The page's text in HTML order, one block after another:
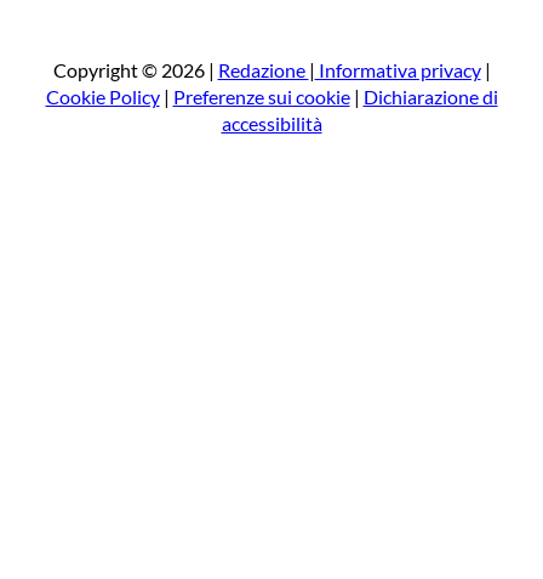
a
Copyright © 2026 | Redazione | Informativa privacy|
Cookie Policy| Preferenze sui cookie| Dichiarazione di
accessibilità